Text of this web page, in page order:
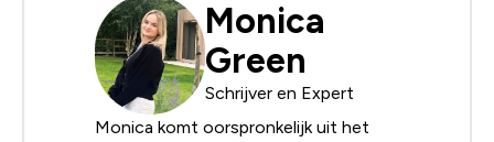
Monica
Green
Schrijver en Expert
Monica komt oorspronkelijk uit het